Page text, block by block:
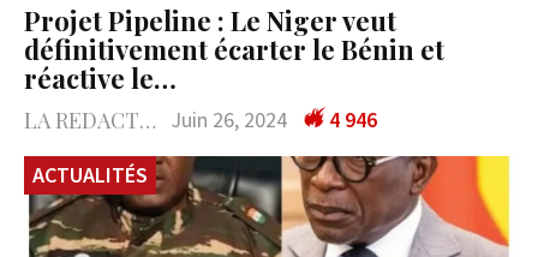
Projet Pipeline : Le Niger veut
définitivement écarter le Bénin et
réactive le…
LA REDACTION Juin 26, 2024
4 946
ACTUALITÉS